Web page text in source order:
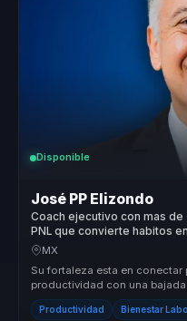
Disponible
José PP Elizondo
Coach ejecutivo con mas
PNL que convierte habitos
sostenible para lideres y
MX
Su fortaleza esta en
productividad con una
habla de b...
Productividad Bienestar